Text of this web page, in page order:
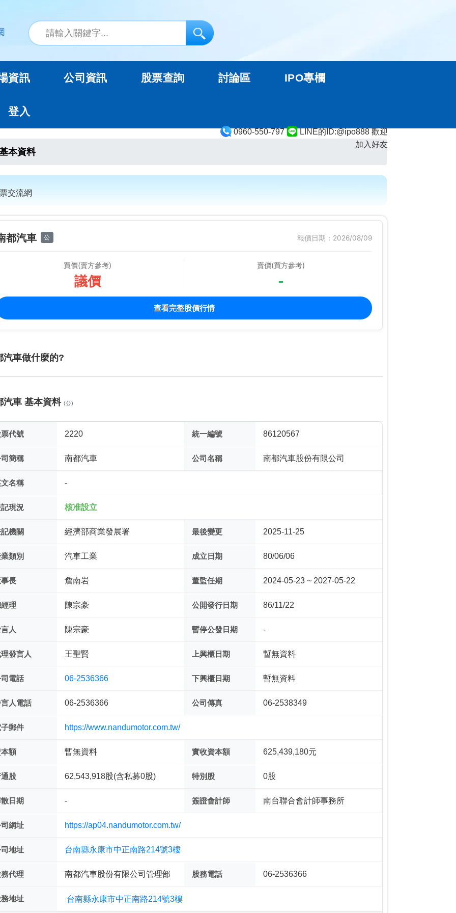
0960-550-797
LINE的ID:@ipo888 歡迎
加入好友
資訊 公司資訊 股票查詢 討論區 IPO專欄
登入
本資料
交流網
都汽車 公 報價日期：2026/08/09
買價(賣方參考)
議價
賣價(買方參考)
-
查看完整股價行情
汽車做什麼的?
汽車 基本資料(公)
代號 2220 統一編號 86120567
簡稱 南都汽車 公司名稱 南都汽車股份有限公司
名稱 -
現況 核准設立
機關 經濟部商業發展署 最後變更 2025-11-25
類別 汽車工業 成立日期 80/06/06
長 詹南岩 董監任期 2024-05-23 ~ 2027-05-22
理 陳宗豪 公開發行日期 86/11/22
人 陳宗豪 暫停公發日期 -
發言人 王聖賢 上興櫃日期 暫無資料
電話 06-2536366 下興櫃日期 暫無資料
人電話 06-2536366 公司傳真 06-2538349
郵件 https://www.nandumotor.com.tw/
額 暫無資料 實收資本額 625,439,180元
股 62,543,918股(含私募0股) 特別股 0股
日期 - 簽證會計師 南台聯合會計師事務所
網址 https://ap04.nandumotor.com.tw/
地址 台南縣永康市中正南路214號3樓
代理 南都汽車股份有限公司管理部 股務電話 06-2536366
地址 台南縣永康市中正南路214號3樓